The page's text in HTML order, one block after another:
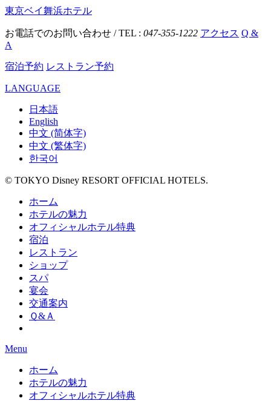
東京ベイ舞浜ホテル
お電話でのお問い合わせ / TEL : 047-355-1222 アクセス Q &
A
宿泊予約 レストラン予約
LANGUAGE
日本語
English
中文 (简体字)
中文 (繁体字)
한국어
© TOKYO Disney RESORT OFFICIAL HOTELS.
ホーム
ホテルの魅力
オフィシャルホテル特典
宿泊
レストラン
ショップ
スパ
宴会
交通案内
Ｑ&Ａ
Menu
ホーム
ホテルの魅力
オフィシャルホテル特典